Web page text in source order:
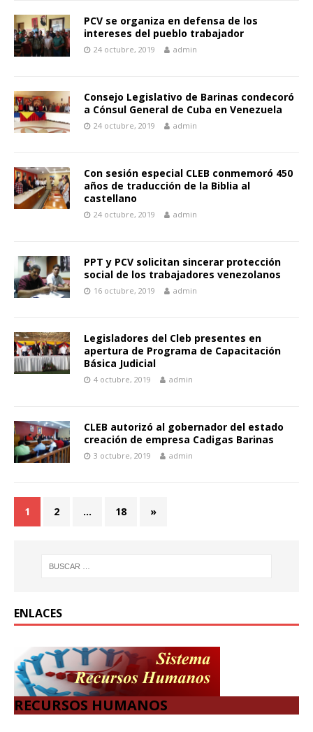
PCV se organiza en defensa de los
intereses del pueblo trabajador
24 octubre, 2019 admin
Consejo Legislativo de Barinas condecoró
a Cónsul General de Cuba en Venezuela
24 octubre, 2019 admin
Con sesión especial CLEB conmemoró 450
años de traducción de la Biblia al
castellano
24 octubre, 2019 admin
PPT y PCV solicitan sincerar protección
social de los trabajadores venezolanos
16 octubre, 2019 admin
Legisladores del Cleb presentes en
apertura de Programa de Capacitación
Básica Judicial
4 octubre, 2019 admin
CLEB autorizó al gobernador del estado
creación de empresa Cadigas Barinas
3 octubre, 2019 admin
1 2 … 18 »
ENLACES
RECURSOS HUMANOS